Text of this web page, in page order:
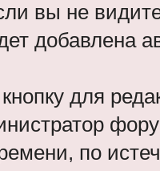
вы не
добавлена
для
по